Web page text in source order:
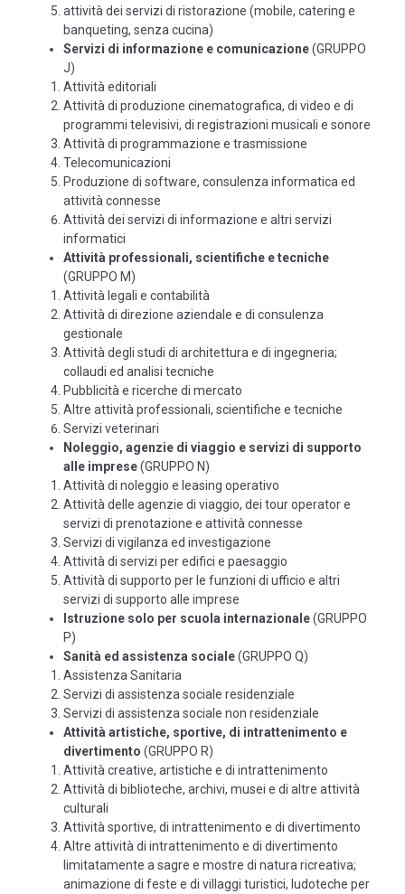
attività dei servizi di ristorazione (mobile, catering e
banqueting, senza cucina)
Servizi di informazione e comunicazione(GRUPPO
J)
Attività editoriali
Attività di produzione cinematografica, di video e di
programmi televisivi, di registrazioni musicali e sonore
Attività di programmazione e trasmissione
Telecomunicazioni
Produzione di software, consulenza informatica ed
attività connesse
Attività dei servizi di informazione e altri servizi
informatici
Attività professionali, scientifiche e tecniche
(GRUPPO M)
Attività legali e contabilità
Attività di direzione aziendale e di consulenza
gestionale
Attività degli studi di architettura e di ingegneria;
collaudi ed analisi tecniche
Pubblicità e ricerche di mercato
Altre attività professionali, scientifiche e tecniche
Servizi veterinari
Noleggio, agenzie di viaggio e servizi di supporto
alle imprese(GRUPPO N)
Attività di noleggio e leasing operativo
Attività delle agenzie di viaggio, dei tour operator e
servizi di prenotazione e attività connesse
Servizi di vigilanza ed investigazione
Attività di servizi per edifici e paesaggio
Attività di supporto per le funzioni di ufficio e altri
servizi di supporto alle imprese
Istruzione solo per scuola internazionale(GRUPPO
P)
Sanità ed assistenza sociale(GRUPPO Q)
Assistenza Sanitaria
Servizi di assistenza sociale residenziale
Servizi di assistenza sociale non residenziale
Attività artistiche, sportive, di intrattenimento e
divertimento (GRUPPO R)
Attività creative, artistiche e di intrattenimento
Attività di biblioteche, archivi, musei e di altre attività
culturali
Attività sportive, di intrattenimento e di divertimento
Altre attività di intrattenimento e di divertimento
limitatamente a sagre e mostre di natura ricreativa;
animazione di feste e di villaggi turistici, ludoteche per